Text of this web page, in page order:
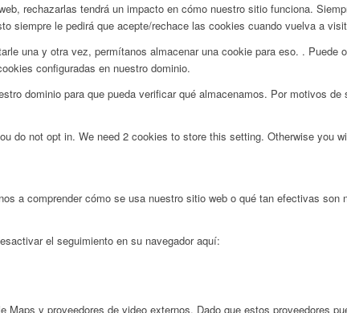
rechazarlas tendrá un impacto en cómo nuestro sitio funciona.
siempre le pedirá que acepte/rechace las cookies cuando vuelva a
una y otra vez, permítanos almacenar una cookie para eso. .
configuradas en nuestro dominio.
dominio para que pueda verificar qué almacenamos. Por motivos
do not opt in. We need 2 cookies to store this setting. Otherwise you
a comprender cómo se usa nuestro sitio web o qué tan efectivas
el seguimiento en su navegador aquí:
y proveedores de video externos. Dado que estos proveedores